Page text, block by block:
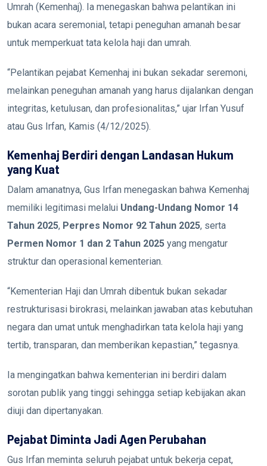
Umrah (Kemenhaj). Ia menegaskan bahwa pelantikan ini
bukan acara seremonial, tetapi peneguhan amanah besar
untuk memperkuat tata kelola haji dan umrah.
“Pelantikan pejabat Kemenhaj ini bukan sekadar seremoni,
melainkan peneguhan amanah yang harus dijalankan dengan
integritas, ketulusan, dan profesionalitas,” ujar Irfan Yusuf
atau Gus Irfan, Kamis (4/12/2025).
Kemenhaj Berdiri dengan Landasan Hukum
yang Kuat
Dalam amanatnya, Gus Irfan menegaskan bahwa Kemenhaj
memiliki legitimasi melalui Undang-Undang Nomor 14
Tahun 2025, Perpres Nomor 92 Tahun 2025, serta
Permen Nomor 1 dan 2 Tahun 2025 yang mengatur
struktur dan operasional kementerian.
“Kementerian Haji dan Umrah dibentuk bukan sekadar
restrukturisasi birokrasi, melainkan jawaban atas kebutuhan
negara dan umat untuk menghadirkan tata kelola haji yang
tertib, transparan, dan memberikan kepastian,” tegasnya.
Ia mengingatkan bahwa kementerian ini berdiri dalam
sorotan publik yang tinggi sehingga setiap kebijakan akan
diuji dan dipertanyakan.
Pejabat Diminta Jadi Agen Perubahan
Gus Irfan meminta seluruh pejabat untuk bekerja cepat,